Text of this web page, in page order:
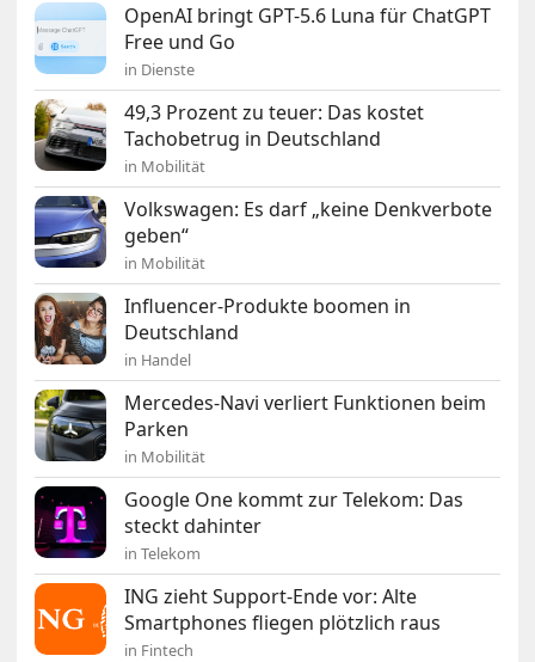
OpenAI bringt GPT-5.6 Luna für ChatGPT
Free und Go
in Dienste
49,3 Prozent zu teuer: Das kostet
Tachobetrug in Deutschland
in Mobilität
Volkswagen: Es darf „keine Denkverbote
geben“
in Mobilität
Influencer-Produkte boomen in
Deutschland
in Handel
Mercedes-Navi verliert Funktionen beim
Parken
in Mobilität
Google One kommt zur Telekom: Das
steckt dahinter
in Telekom
ING zieht Support-Ende vor: Alte
Smartphones fliegen plötzlich raus
in Fintech